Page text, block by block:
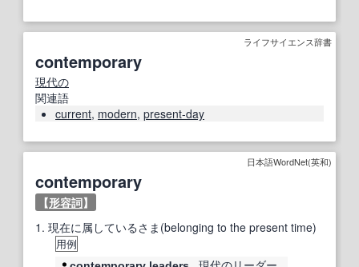
ライフサイエンス辞書
contemporary
現代の
関連語
current, modern, present-day
日本語WordNet(英和)
contemporary
【形容詞】
1. 現在に属しているさま(belonging to the present time)
用例